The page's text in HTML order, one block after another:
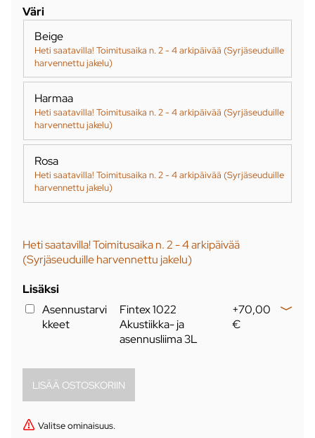
Väri
Beige
Heti saatavilla! Toimitusaika n. 2 - 4 arkipäivää (Syrjäseuduille
harvennettu jakelu)
Harmaa
Heti saatavilla! Toimitusaika n. 2 - 4 arkipäivää (Syrjäseuduille
harvennettu jakelu)
Rosa
Heti saatavilla! Toimitusaika n. 2 - 4 arkipäivää (Syrjäseuduille
harvennettu jakelu)
Heti saatavilla! Toimitusaika n. 2 - 4 arkipäivää
(Syrjäseuduille harvennettu jakelu)
Lisäksi
Asennustarvi
kkeet
Fintex 1022
Akustiikka- ja
asennusliima 3L
+70,00
€
Valitse ominaisuus.